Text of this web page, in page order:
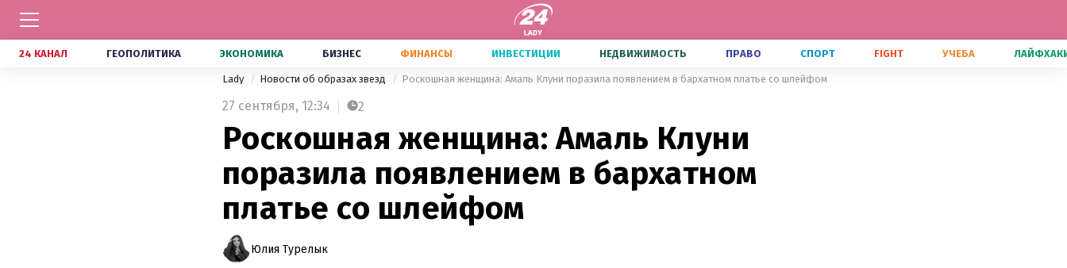
24 КАНАЛ ГЕОПОЛИТИКА ЭКОНОМИКА БИЗНЕС ФИНАНСЫ ИНВЕСТИЦИИ НЕДВИЖИМОСТЬ ПРАВО СПОРТ FIGHT УЧЕБА
Lady Новости об образах звезд Роскошная женщина: Амаль Клуни поразила появлением в бархатном платье со шлейфом
27 сентября, 12:34 2
Роскошная женщина: Амаль Клуни
поразила появлением в бархатном
платье со шлейфом
Юлия Турелык